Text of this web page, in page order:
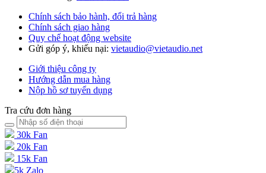
Chính sách bảo hành, đổi trả hàng
Chính sách giao hàng
Quy chế hoạt động website
Gửi góp ý, khiếu nại: vietaudio@vietaudio.net
Giới thiệu công ty
Hướng dẫn mua hàng
Nộp hồ sơ tuyển dụng
Tra cứu đơn hàng
30k Fan
20k Fan
15k Fan
5k Zalo